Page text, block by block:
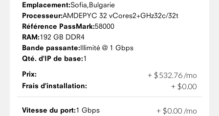
Emplacement:Sofia,Bulgarie
Processeur:AMDEPYC 32 vCores2+GHz32c/32t
Référence PassMark:58000
RAM:192 GB DDR4
Bande passante:Illimité @ 1 Gbps
Qté. d'IP de base:1
Prix:
+ $532 76 /mo
Frais d'installation: + $0.00
Vitesse du port:1 Gbps + $0.00 /mo